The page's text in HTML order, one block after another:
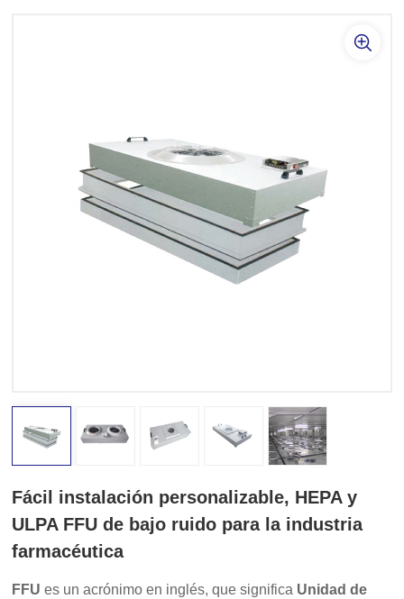
Fácil instalación personalizable, HEPA y
ULPA FFU de bajo ruido para la industria
farmacéutica
FFU es un acrónimo en inglés, que significa Unidad de